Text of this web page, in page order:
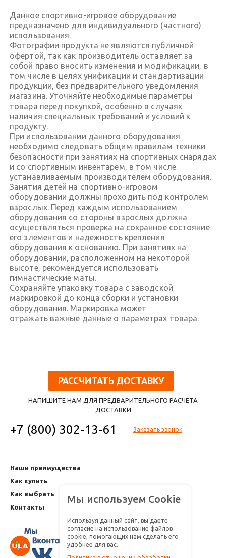
Данное спортивно-игровое оборудование
предназначено для индивидуального (частного)
использования.
Фотографии продукта не являются публичной
офертой, так как производитель оставляет за
собой право вносить изменения и модификации, в
том числе в целях унификации и стандартизации
продукции, без предварительного уведомления
магазина. Уточняйте необходимые параметры
товара перед покупкой, особенно в случаях
наличия специальных требований и условий к
продукту.
При использовании данного оборудования
необходимо следовать общим правилам техники
безопасности при занятиях на спортивных снарядах
и со спортивным инвентарем, в том числе
устанавливаемым производителем оборудования.
Занятия детей на спортивно-игровом
оборудовании должны проходить под контролем
взрослых. Перед каждым использованием
оборудования со стороны взрослых должна
осуществляться проверка на сохранное состояние
его элементов и надежность крепления
оборудования к основанию. При занятиях на
оборудовании, расположенном на некоторой
высоте, рекомендуется использовать
гимнастические маты.
Сохраняйте упаковку товара с заводской
маркировкой до конца сборки и установки
оборудования. Маркировка может
отражать важные данные о параметрах товара.
РАССЧИТАТЬ ДОСТАВКУ
НАПИШИТЕ НАМ ДЛЯ ПРЕДВАРИТЕЛЬНОГО РАСЧЕТА
ДОСТАВКИ
+7 (800) 302-13-61 Заказать звонок
Наши преимущества
Как купить
Как выбрать
Контакты
Мы используем Cookie
Используя данный сайт, вы даете
согласие на использование файлов
cookie, помогающих нам сделать его
удобнее для вас.